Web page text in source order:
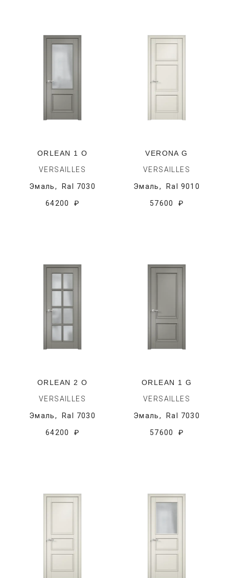
ORLEAN 1 O
VERSAILLES
Эмаль, Ral 7030
64200 ₽
VERONA G
VERSAILLES
Эмаль, Ral 9010
57600 ₽
ORLEAN 2 O
VERSAILLES
Эмаль, Ral 7030
64200 ₽
ORLEAN 1 G
VERSAILLES
Эмаль, Ral 7030
57600 ₽